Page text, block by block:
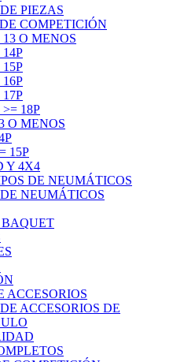
PIEZAS
COMPETICIÓN
O MENOS
18P
O MENOS
15P
Y 4X4
DE NEUMÁTICOS
NEUMÁTICOS
ACCESORIOS
ACCESORIOS DE